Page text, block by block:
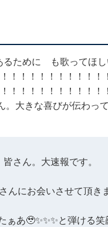
るために も歌ってほ
！！！！！！！！！！
！！！！！！！！！！
。大きな喜びが伝わっ
皆さん。大速報です。
んにお会いさせて頂き
ぁあ🥹✨✨✨と弾ける